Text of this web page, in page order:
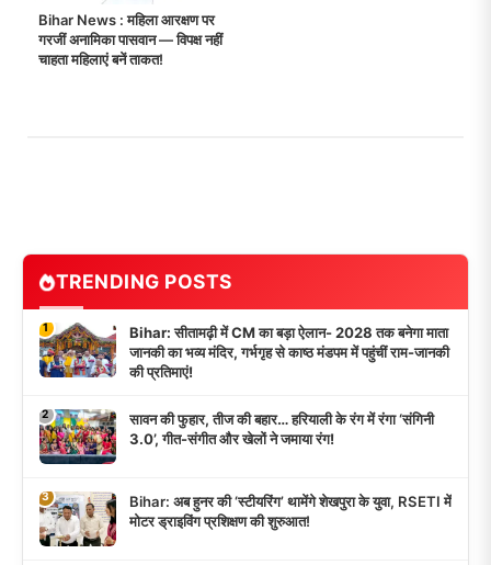
Bihar News : महिला आरक्षण पर
गरजीं अनामिका पासवान — विपक्ष नहीं
चाहता महिलाएं बनें ताकत!
TRENDING POSTS
1
Bihar: सीतामढ़ी में CM का बड़ा ऐलान- 2028 तक बनेगा माता
जानकी का भव्य मंदिर, गर्भगृह से काष्ठ मंडपम में पहुंचीं राम-जानकी
की प्रतिमाएं!
2
सावन की फुहार, तीज की बहार… हरियाली के रंग में रंगा ‘संगिनी
3.0’, गीत-संगीत और खेलों ने जमाया रंग!
3
Bihar: अब हुनर की ‘स्टीयरिंग’ थामेंगे शेखपुरा के युवा, RSETI में
मोटर ड्राइविंग प्रशिक्षण की शुरुआत!